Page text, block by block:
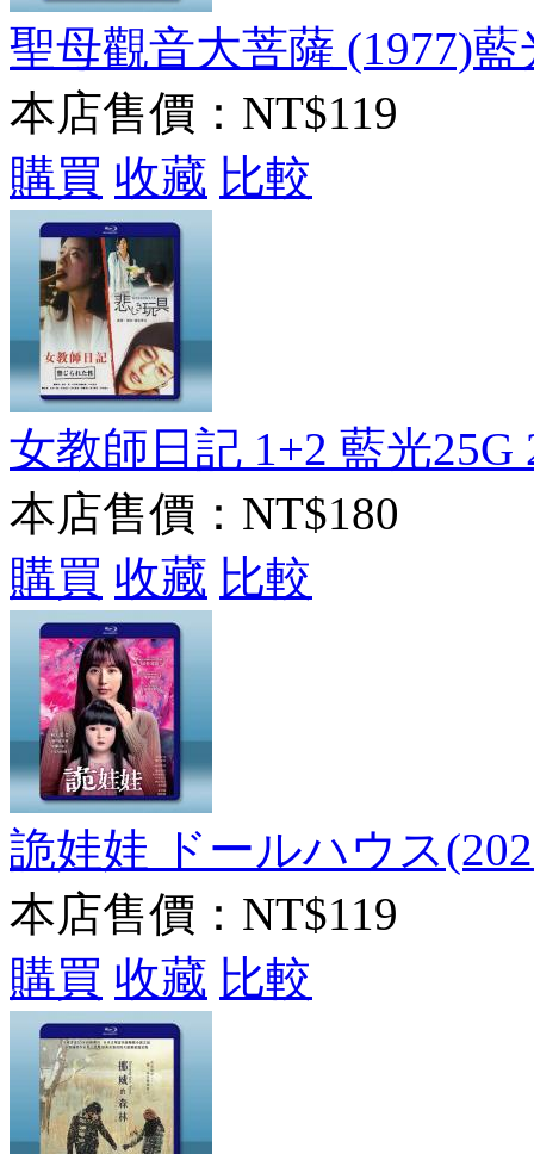
聖母觀音大菩薩 (1977)藍
本店售價： NT$119
購買 收藏 比較
女教師日記 1+2 藍光25G
本店售價： NT$180
購買 收藏 比較
詭娃娃 ドールハウス
本店售價： NT$119
購買 收藏 比較